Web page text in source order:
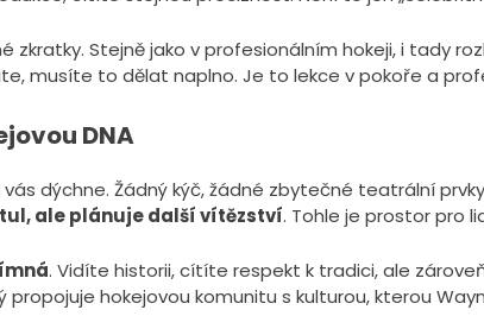
zkratky. Stejně jako v profesionálním hokeji, i tady
musíte to dělat naplno. Je to lekce v pokoře a
DNA
dýchne. Žádný kýč, žádné zbytečné teatrální
ale plánuje další vítězství. Tohle je prostor pro
. Vidíte historii, cítíte respekt k tradici, ale
propojuje hokejovou komunitu s kulturou, kterou